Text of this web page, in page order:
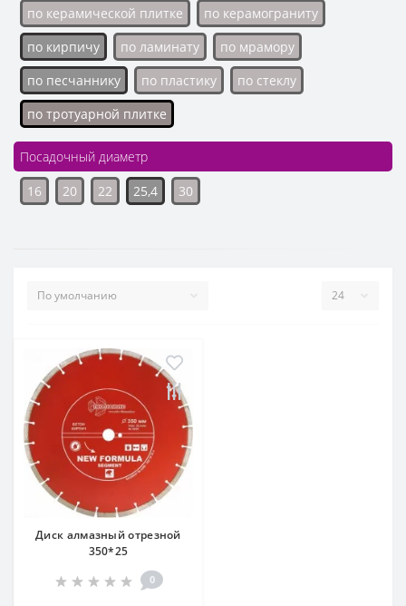
по керамической плитке
по керамограниту
по кирпичу
по ламинату
по мрамору
по песчаннику
по пластику
по стеклу
по тротуарной плитке
Посадочный диаметр
16
20 22 25,4 30
Диск алмазный отрезной
350*25
0